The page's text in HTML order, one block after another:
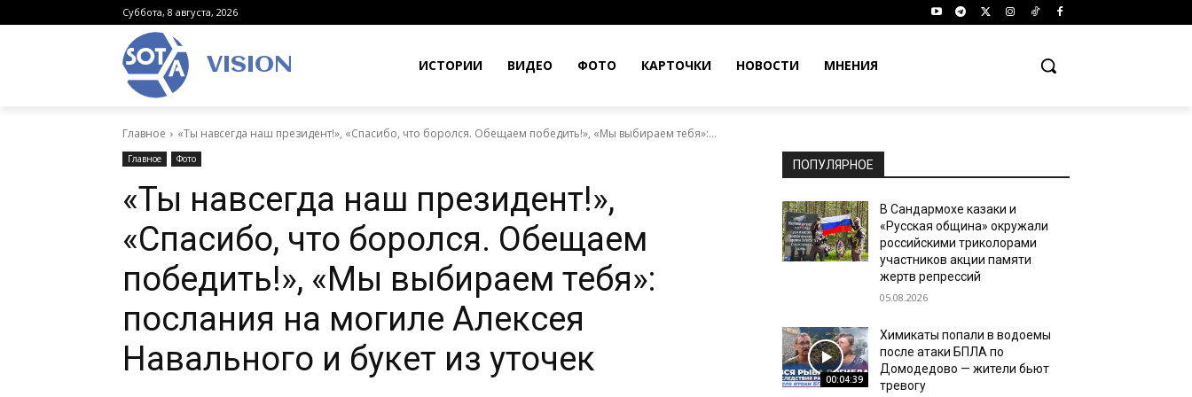
Суббота, 8 августа, 2026
VISION ИСТОРИИ ВИДЕО ФОТО КАРТОЧКИ НОВОСТИ МНЕНИЯ
Главное «Ты навсегда наш президент!», «Спасибо, что боролся. Обещаем победить!», «Мы выбираем тебя»:...
Главное Фото
«Ты навсегда наш президент!»,
«Спасибо, что боролся. Обещаем
победить!», «Мы выбираем тебя»:
послания на могиле Алексея
Навального и букет из уточек
ПОПУЛЯРНОЕ
В Сандармохе казаки и
«Русская община» окружали
российскими триколорами
участников акции памяти
жертв репрессий
05.08.2026
00:04:39
Химикаты попали в водоемы
после атаки БПЛА по
Домодедово — жители бьют
тревогу